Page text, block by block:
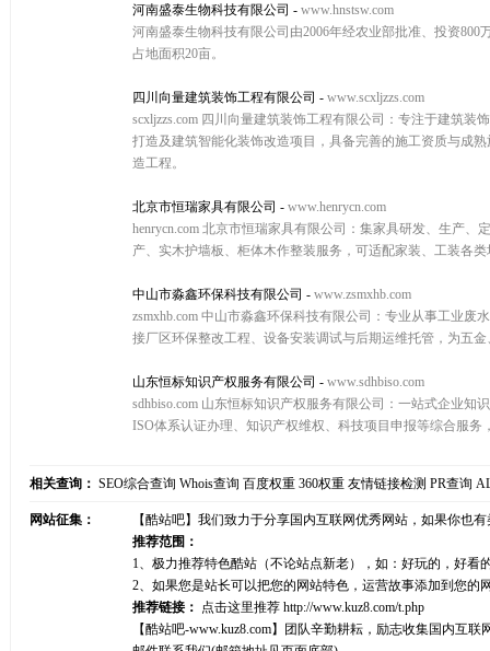
河南盛泰生物科技有限公司 - www.hnstsw.com
河南盛泰生物科技有限公司由2006年经农业部批准、投资
占地面积20亩。
四川向量建筑装饰工程有限公司 - www.scxljzzs.com
scxljzzs.com 四川向量建筑装饰工程有限公司：专注于建筑
打造及建筑智能化装饰改造项目，具备完善的施工资质与成
造工程。
北京市恒瑞家具有限公司 - www.henrycn.com
henrycn.com 北京市恒瑞家具有限公司：集家具研发、生产
产、实木护墙板、柜体木作整装服务，可适配家装、工装各
中山市淼鑫环保科技有限公司 - www.zsmxhb.com
zsmxhb.com 中山市淼鑫环保科技有限公司：专业从事工业
接厂区环保整改工程、设备安装调试与后期运维托管，为五
山东恒标知识产权服务有限公司 - www.sdhbiso.com
sdhbiso.com 山东恒标知识产权服务有限公司：一站式企业
ISO体系认证办理、知识产权维权、科技项目申报等综合服
相关查询： SEO综合查询 Whois查询 百度权重 360权重 友情链接检测 PR查询
网站征集：
【酷站吧】我们致力于分享国内互联网优秀网站，如果你也
推荐范围：
1、极力推荐特色酷站（不论站点新老），如：好玩的，好
2、如果您是站长可以把您的网站特色，运营故事添加到您
推荐链接： 点击这里推荐 http://www.kuz8.com/t.php
【酷站吧-www.kuz8.com】团队辛勤耕耘，励志收集国内互